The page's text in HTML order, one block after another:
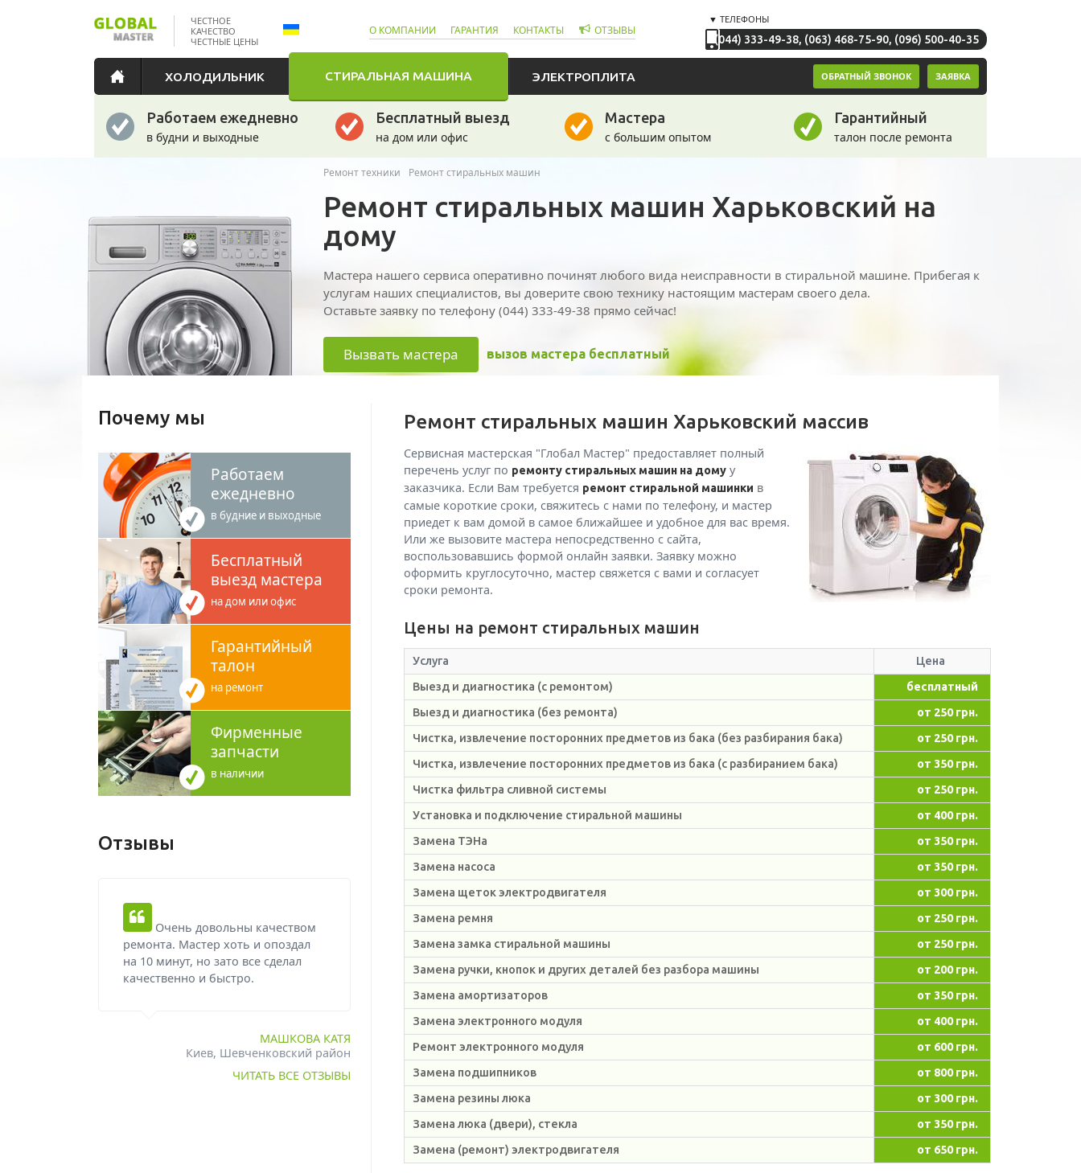
ЧЕСТНОЕ
КАЧЕСТВО
ЧЕСТНЫЕ ЦЕНЫ
О КОМПАНИИ ГАРАНТИЯ КОНТАКТЫ ОТЗЫВЫ
ТЕЛЕФОНЫ
(044) 333-49-38, (063) 468-75-90, (096) 500-40-35
ХОЛОДИЛЬНИК СТИРАЛЬНАЯ МАШИНА ЭЛЕКТРОПЛИТА ОБРАТНЫЙ ЗВОНОК ЗАЯВКА
Работаем ежедневно
в будни и выходные
Бесплатный выезд
на дом или офис
Мастера
с большим опытом
Гарантийный
талон после ремонта
Ремонт техники Ремонт стиральных машин
Ремонт стиральных машин Харьковский на
дому
Мастера нашего сервиса оперативно починят любого вида неисправности в стиральной машине. Прибегая к
услугам наших специалистов, вы доверите свою технику настоящим мастерам своего дела.
Оставьте заявку по телефону (044) 333-49-38 прямо сейчас!
Вызвать мастера вызов мастера бесплатный
Почему мы
Работаем
ежедневно
в будние и выходные
Бесплатный
выезд мастера
на дом или офис
Гарантийный
талон
на ремонт
Фирменные
запчасти
в наличии
Отзывы
Очень довольны качеством
ремонта. Мастер хоть и опоздал
на 10 минут, но зато все сделал
качественно и быстро.
МАШКОВА КАТЯ
Киев, Шевченковский район
ЧИТАТЬ ВСЕ ОТЗЫВЫ
Ремонт стиральных машин Харьковский массив
Сервисная мастерская "Глобал Мастер" предоставляет полный
перечень услуг по ремонту стиральных машин на дому у
заказчика. Если Вам требуется ремонт стиральной машинки в
самые короткие сроки, свяжитесь с нами по телефону, и мастер
приедет к вам домой в самое ближайшее и удобное для вас время.
Или же вызовите мастера непосредственно с сайта,
воспользовавшись формой онлайн заявки. Заявку можно
оформить круглосуточно, мастер свяжется с вами и согласует
сроки ремонта.
Цены на ремонт cтиральных машин
Услуга
Цена
Выезд и диагностика (с ремонтом)
бесплатный
Выезд и диагностика (без ремонта)
от 250 грн.
Чистка, извлечение посторонних предметов из бака (без разбирания бака)
от 250 грн.
Чистка, извлечение посторонних предметов из бака (с разбиранием бака)
от 350 грн.
Чистка фильтра сливной системы
от 250 грн.
Установка и подключение стиральной машины
от 400 грн.
Замена ТЭНа
от 350 грн.
Замена насоса
от 350 грн.
Замена щеток электродвигателя
от 300 грн.
Замена ремня
от 250 грн.
Замена замка стиральной машины
от 250 грн.
Замена ручки, кнопок и других деталей без разбора машины
от 200 грн.
Замена амортизаторов
от 350 грн.
Замена электронного модуля
от 400 грн.
Ремонт электронного модуля
от 600 грн.
Замена подшипников
от 800 грн.
Замена резины люка
от 300 грн.
Замена люка (двери), стекла
от 350 грн.
Замена (ремонт) электродвигателя
от 650 грн.